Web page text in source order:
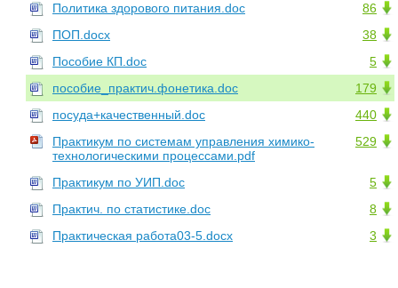
86
Политика здорового питания.doc
38
ПОП.docx
5
Пособие КП.doc
179
пособие_практич.фонетика.doc
440
посуда+качественный.doc
529
Практикум по системам управления химико-
технологическими процессами.pdf
5
Практикум по УИП.doc
8
Практич. по статистике.doc
3
Практическая работа03-5.docx